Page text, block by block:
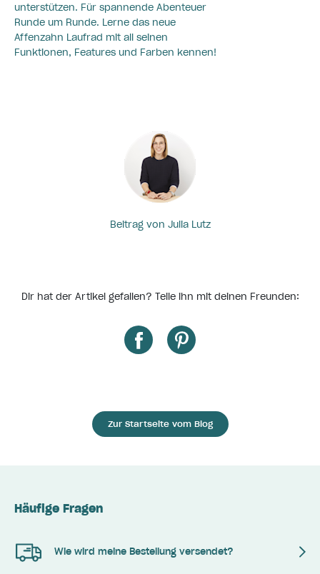
unterstützen. Für spannende Abenteuer
Runde um Runde. Lerne das neue
Affenzahn Laufrad mit all seinen
Funktionen, Features und Farben kennen!
Beitrag von Julia Lutz
Dir hat der Artikel gefallen? Teile ihn mit deinen Freunden:
Zur Startseite vom Blog
Häufige Fragen
Wie wird meine Bestellung versendet?